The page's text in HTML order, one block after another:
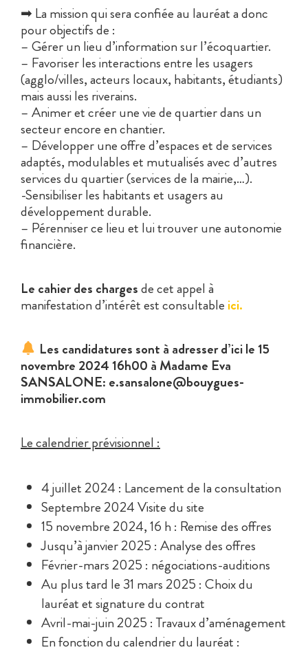
➡ La mission qui sera confiée au lauréat a donc
pour objectifs de :
– Gérer un lieu d’information sur l’écoquartier.
– Favoriser les interactions entre les usagers
(agglo/villes, acteurs locaux, habitants, étudiants)
mais aussi les riverains.
– Animer et créer une vie de quartier dans un
secteur encore en chantier.
– Développer une offre d’espaces et de services
adaptés, modulables et mutualisés avec d’autres
services du quartier (services de la mairie,…).
-Sensibiliser les habitants et usagers au
développement durable.
– Pérenniser ce lieu et lui trouver une autonomie
financière.
Le cahier des chargesde cet appel à
manifestation d’intérêt est consultable ici.
Les candidatures sont à adresser d’ici le 15
novembre 2024 16h00 à Madame Eva
SANSALONE: e.sansalone@bouygues-
immobilier.com
Le calendrier prévisionnel :
4 juillet 2024 : Lancement de la consultation
Septembre 2024 Visite du site
15 novembre 2024, 16 h : Remise des offres
Jusqu’à janvier 2025 : Analyse des offres
Février-mars 2025 : négociations-auditions
Au plus tard le 31 mars 2025 : Choix du
lauréat et signature du contrat
Avril-mai-juin 2025 : Travaux d’aménagement
En fonction du calendrier du lauréat :